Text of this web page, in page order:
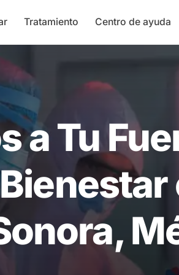
Tratamiento Centro de ayuda
a Tu